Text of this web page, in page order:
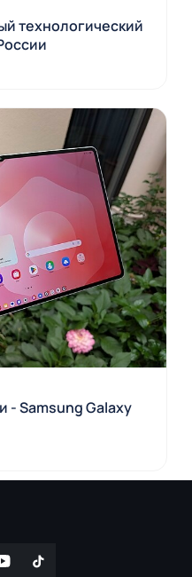
технологический
- Samsung Galaxy